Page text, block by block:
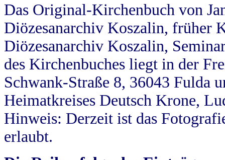
Das Original-Kirchenbuch von
Diözesanarchiv Koszalin, früher
Diözesanarchiv Koszalin,
des Kirchenbuches liegt in der
Schwank-Straße 8, 36043 Fulda
Heimatkreises Deutsch Krone,
Hinweis: Derzeit ist das
erlaubt.